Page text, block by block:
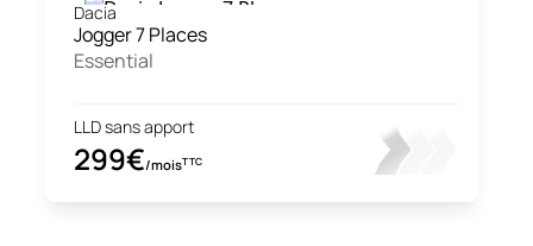
Dacia
Jogger 7 Places
Essential
LLD sans apport
299€/moisTTC